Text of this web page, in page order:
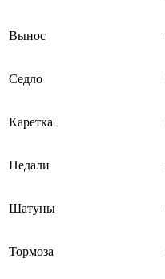
Вынос
Седло
Каретка
Педали
Шатуны
Тормоза